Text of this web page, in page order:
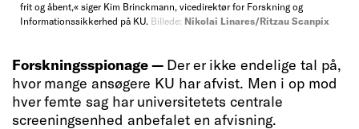
frit og åbent,« siger Kim Brinckmann, vicedirektør for Forskning og
Informationssikkerhed på KU. Billede: Nikolai Linares/Ritzau Scanpix
Forskningsspionage — Der er ikke endelige tal på,
hvor mange ansøgere KU har afvist. Men i op mod
hver femte sag har universitetets centrale
screeningsenhed anbefalet en afvisning.